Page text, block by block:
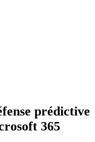
prédictive
365